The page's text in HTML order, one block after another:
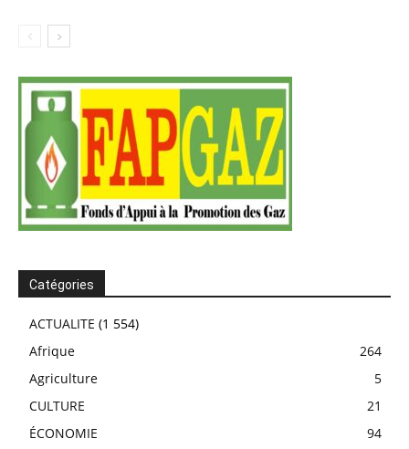
Catégories
ACTUALITE (1 554)
Afrique
264
Agriculture
5
CULTURE
21
ÉCONOMIE
94